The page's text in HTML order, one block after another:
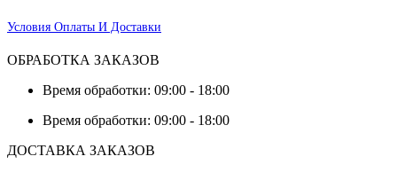
Условия Оплаты И Доставки
ОБРАБОТКА ЗАКАЗОВ
Время обработки: 09:00 - 18:00
Время обработки: 09:00 - 18:00
ДОСТАВКА ЗАКАЗОВ